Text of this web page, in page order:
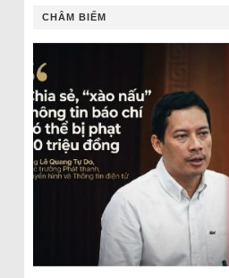
CHÂM BIẾM